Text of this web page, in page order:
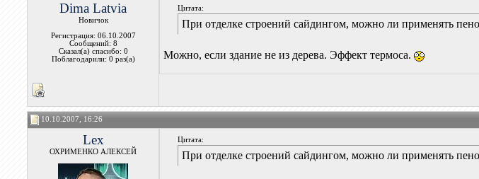
Dima Latvia
Новичок
Регистрация: 06.10.2007
Сообщений: 8
Сказал(а) спасибо: 0
Поблагодарили: 0 раз(а)
Цитата:
При отделке строений сайдингом, можно ли применять
Можно, если здание не из дерева. Эффект термоса.
10.10.2007, 16:26
Lex
ОХРИМЕНКО АЛЕКСЕЙ
Цитата:
При отделке строений сайдингом, можно ли применять